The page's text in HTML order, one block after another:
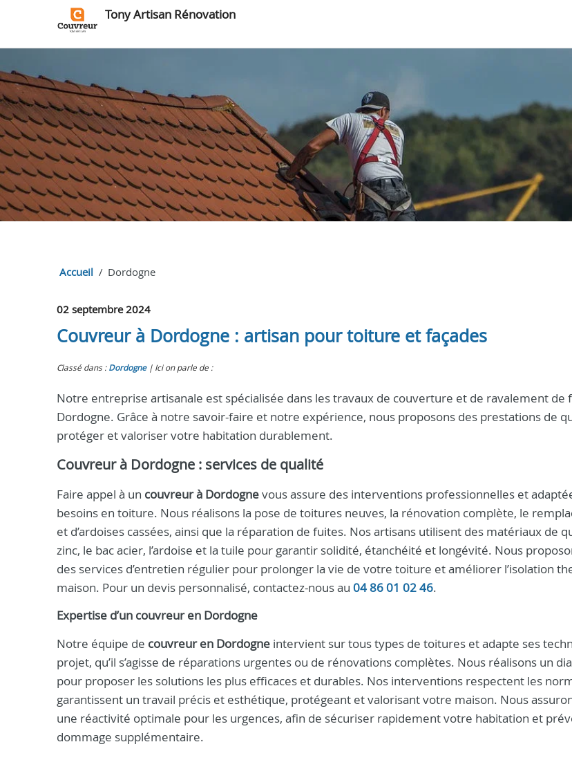
Tony Artisan Rénovation
Accueil Dordogne
02 septembre 2024
Couvreur à Dordogne : artisan pour toiture et façades
Classé dans : Dordogne Ici on parle de :
Notre entreprise artisanale est spécialisée dans les travaux de couverture et de ravalement de
Dordogne. Grâce à notre savoir-faire et notre expérience, nous proposons des prestations de
protéger et valoriser votre habitation durablement.
Couvreur à Dordogne : services de qualité
Faire appel à un couvreur à Dordognevous assure des interventions professionnelles et
besoins en toiture. Nous réalisons la pose de toitures neuves, la rénovation complète, le
et d’ardoises cassées, ainsi que la réparation de fuites. Nos artisans utilisent des matériaux de
zinc, le bac acier, l’ardoise et la tuile pour garantir solidité, étanchéité et longévité. Nous
des services d’entretien régulier pour prolonger la vie de votre toiture et améliorer l’isolation
maison. Pour un devis personnalisé, contactez-nous au 04 86 01 02 46.
Expertise d’un couvreuren Dordogne
Notre équipe de couvreur en Dordogne intervient sur tous types de toitures et adapte ses
projet, qu’il s’agisse de réparations urgentes ou de rénovations complètes. Nous réalisons un
pour proposer les solutions les plus efficaces et durables. Nos interventions respectent les
garantissent un travail précis et esthétique, protégeant et valorisant votre maison. Nous
une réactivité optimale pour les urgences, afin de sécuriser rapidement votre habitation et
dommage supplémentaire.